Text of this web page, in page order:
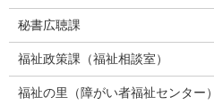
秘書広聴課
福祉政策課（福祉相談室）
福祉の里（障がい者福祉センター）